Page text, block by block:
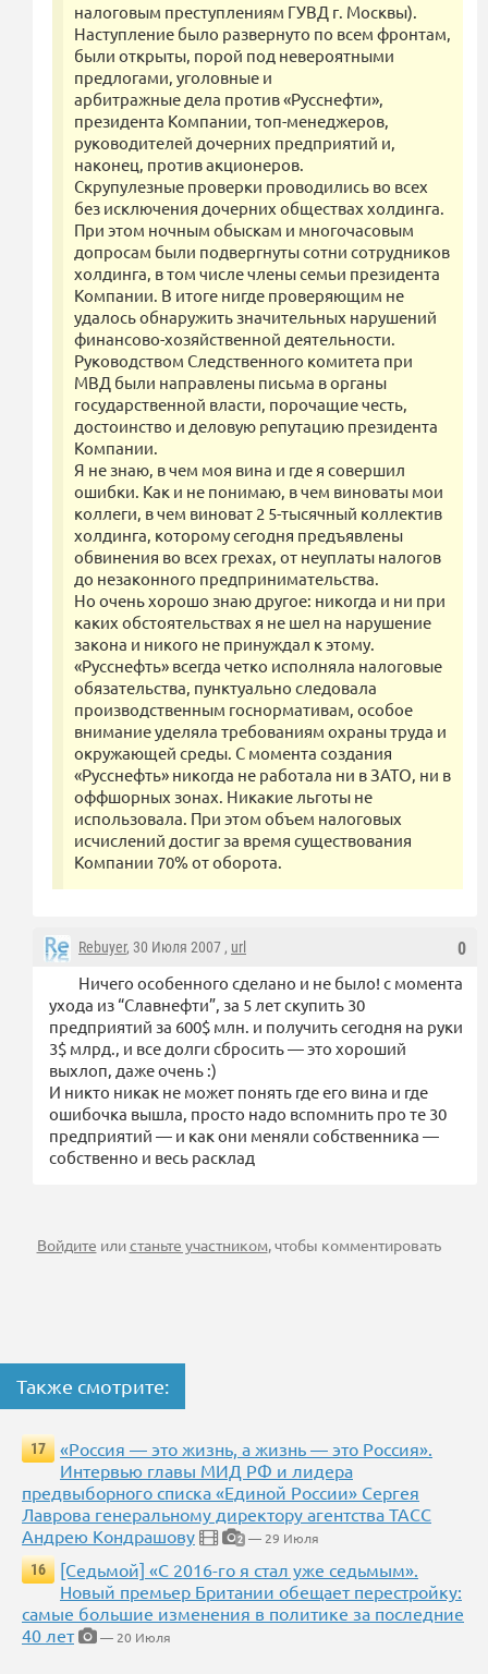
налоговым преступлениям ГУВД г. Москвы).
Наступление было развернуто по всем фронтам,
были открыты, порой под невероятными
предлогами, уголовные и
арбитражные дела против «Русснефти»,
президента Компании, топ-менеджеров,
руководителей дочерних предприятий и,
наконец, против акционеров.
Скрупулезные проверки проводились во всех
без исключения дочерних обществах холдинга.
При этом ночным обыскам и многочасовым
допросам были подвергнуты сотни сотрудников
холдинга, в том числе члены семьи президента
Компании. В итоге нигде проверяющим не
удалось обнаружить значительных нарушений
финансово-хозяйственной деятельности.
Руководством Следственного комитета при
МВД были направлены письма в органы
государственной власти, порочащие честь,
достоинство и деловую репутацию президента
Компании.
Я не знаю, в чем моя вина и где я совершил
ошибки. Как и не понимаю, в чем виноваты мои
коллеги, в чем виноват 2 5-тысячный коллектив
холдинга, которому сегодня предъявлены
обвинения во всех грехах, от неуплаты налогов
до незаконного предпринимательства.
Но очень хорошо знаю другое: никогда и ни при
каких обстоятельствах я не шел на нарушение
закона и никого не принуждал к этому.
«Русснефть» всегда четко исполняла налоговые
обязательства, пунктуально следовала
производственным госнормативам, особое
внимание уделяла требованиям охраны труда и
окружающей среды. С момента создания
«Русснефть» никогда не работала ни в ЗАТО, ни в
оффшорных зонах. Никакие льготы не
использовала. При этом объем налоговых
исчислений достиг за время существования
Компании 70% от оборота.
0
Rebuyer, 30 Июля 2007 , url
Ничего особенного сделано и не было! с момента
ухода из “Славнефти”, за 5 лет скупить 30
предприятий за 600$ млн. и получить сегодня на руки
3$ млрд., и все долги сбросить — это хороший
выхлоп, даже очень :)
И никто никак не может понять где его вина и где
ошибочка вышла, просто надо вспомнить про те 30
предприятий — и как они меняли собственника —
собственно и весь расклад
Войдите илистаньте участником, чтобы комментировать
Также смотрите:
17
«Россия — это жизнь, а жизнь — это Россия».
Интервью главы МИД РФ и лидера
предвыборного списка «Единой России» Сергея
Лаврова генеральному директору агентства ТАСС
Андрею Кондрашову
2 — 29 Июля
16
[Седьмой] «С 2016-го я стал уже седьмым».
Новый премьер Британии обещает перестройку:
самые большие изменения в политике за последние
40 лет
— 20 Июля